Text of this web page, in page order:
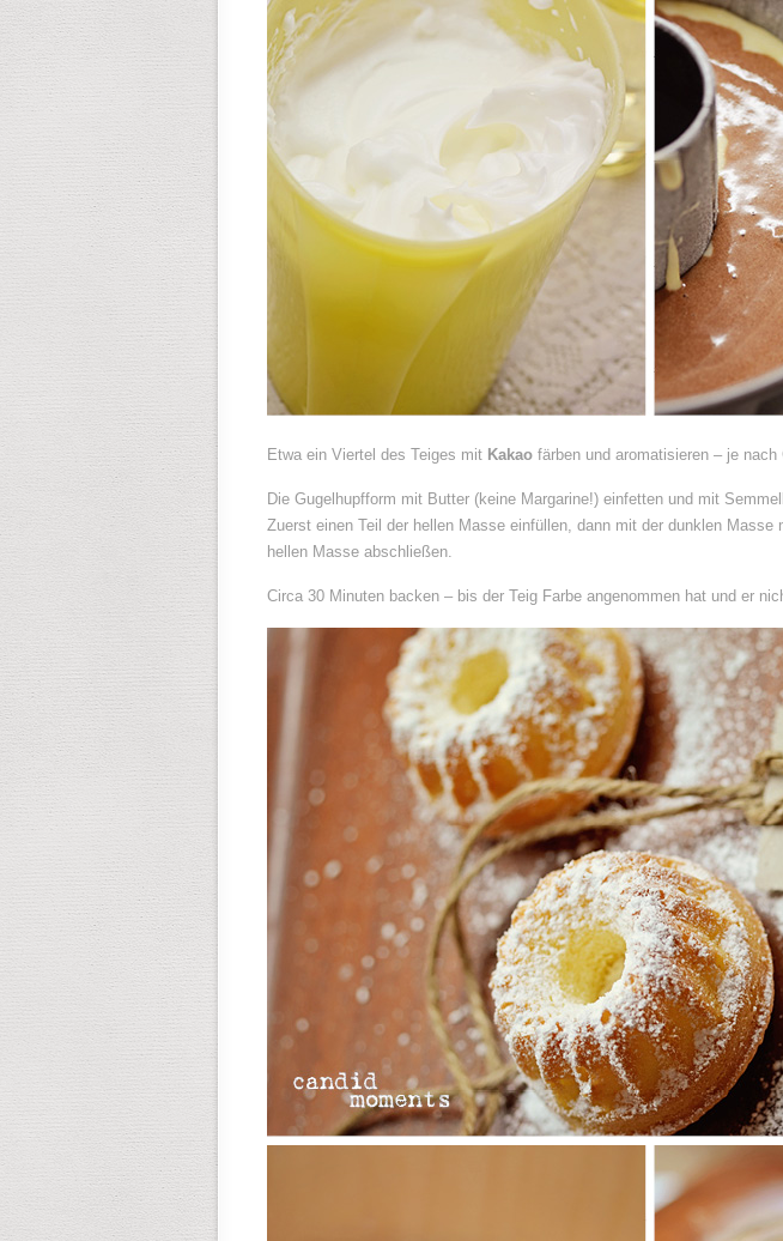
Etwa ein Viertel des Teiges mit Kakao färben und aromatisieren – je nach
Die Gugelhupfform mit Butter (keine Margarine!) einfetten und mit
Zuerst einen Teil der hellen Masse einfüllen, dann mit der dunklen Masse
hellen Masse abschließen.
Circa 30 Minuten backen – bis der Teig Farbe angenommen hat und er